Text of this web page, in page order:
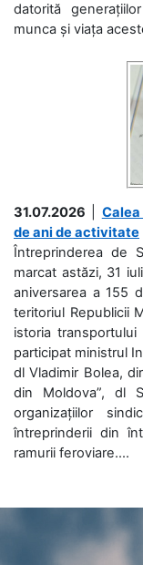
datorită
munca și viața
31.07.2026
de ani de activitate
Întreprinderea de
marcat astăzi, 31
aniversarea a 155
teritoriul Republicii
istoria
participat ministrul
dl Vladimir Bolea,
din Moldova”, dl
organizațiilor
întreprinderii din
ramurii feroviare....